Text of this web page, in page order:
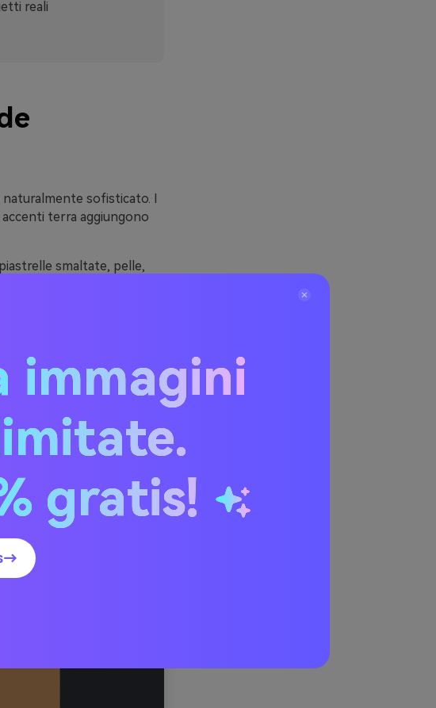
reali
naturalmente sofisticato. I
terra aggiungono
smaltate, pelle,
risultare cliniche. Con
contrasto e un look
rame
immagini
gratis!